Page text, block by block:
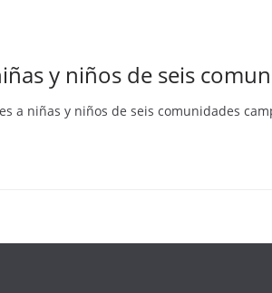
y niños de seis
a niñas y niños de seis comunidades